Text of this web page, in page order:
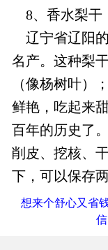
8、香水梨干
辽宁省辽阳
名产。这种梨
（像杨树叶）
鲜艳，吃起来
百年的历史了
削皮、挖核、
下，可以保存两
想来个舒心又省